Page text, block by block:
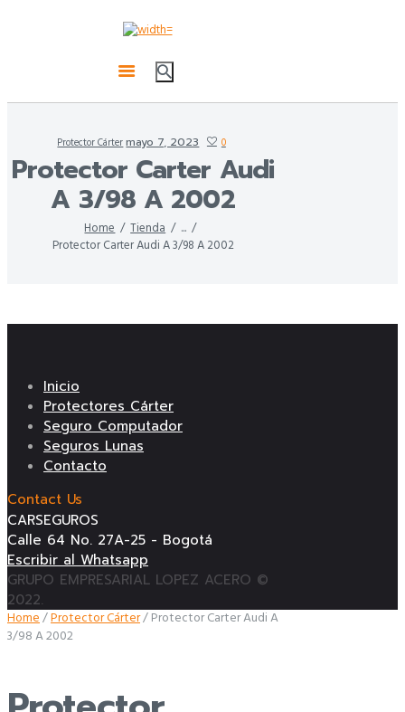
Protector Cártermayo 7, 2023 0
Protector Carter Audi
A 3/98 A 2002
Home Tienda
...
Protector Carter Audi A 3/98 A 2002
Inicio
Protectores Cárter
Seguro Computador
Seguros Lunas
Contacto
Contact Us
CARSEGUROS
Calle 64 No. 27A-25 - Bogotá
Escribir al Whatsapp
GRUPO EMPRESARIAL LOPEZ ACERO ©
2022.
Home/Protector Cárter/ Protector Carter Audi A
3/98 A 2002